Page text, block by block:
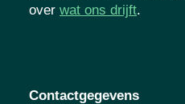
over wat ons drijft.
Contactgegevens